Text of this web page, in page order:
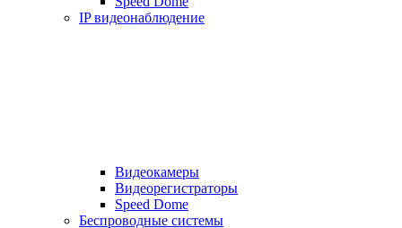
IP видеонаблюдение
Видеокамеры
Видеорегистраторы
Speed Dome
Беспроводные системы